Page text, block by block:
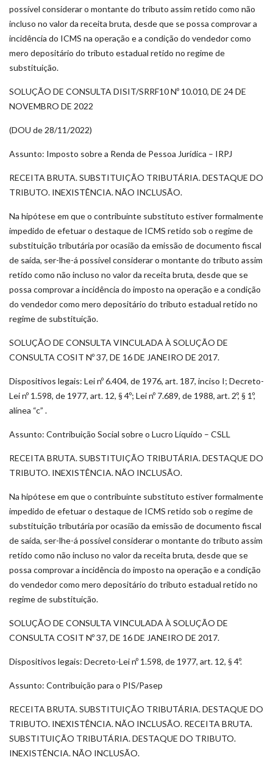
possível considerar o montante do tributo assim retido como não
incluso no valor da receita bruta, desde que se possa comprovar a
incidência do ICMS na operação e a condição do vendedor como
mero depositário do tributo estadual retido no regime de
substituição.
SOLUÇÃO DE CONSULTA DISIT/SRRF10 Nº 10.010, DE 24 DE
NOVEMBRO DE 2022
(DOU de 28/11/2022)
Assunto: Imposto sobre a Renda de Pessoa Jurídica – IRPJ
RECEITA BRUTA. SUBSTITUIÇÃO TRIBUTÁRIA. DESTAQUE DO
TRIBUTO. INEXISTÊNCIA. NÃO INCLUSÃO.
Na hipótese em que o contribuinte substituto estiver formalmente
impedido de efetuar o destaque de ICMS retido sob o regime de
substituição tributária por ocasião da emissão de documento fiscal
de saída, ser-lhe-á possível considerar o montante do tributo assim
retido como não incluso no valor da receita bruta, desde que se
possa comprovar a incidência do imposto na operação e a condição
do vendedor como mero depositário do tributo estadual retido no
regime de substituição.
SOLUÇÃO DE CONSULTA VINCULADA À SOLUÇÃO DE
CONSULTA COSIT Nº 37, DE 16 DE JANEIRO DE 2017.
Dispositivos legais: Lei nº 6.404, de 1976, art. 187, inciso I; Decreto-
Lei nº 1.598, de 1977, art. 12, § 4º; Lei nº 7.689, de 1988, art. 2º, § 1º,
alínea “c” .
Assunto: Contribuição Social sobre o Lucro Líquido – CSLL
RECEITA BRUTA. SUBSTITUIÇÃO TRIBUTÁRIA. DESTAQUE DO
TRIBUTO. INEXISTÊNCIA. NÃO INCLUSÃO.
Na hipótese em que o contribuinte substituto estiver formalmente
impedido de efetuar o destaque de ICMS retido sob o regime de
substituição tributária por ocasião da emissão de documento fiscal
de saída, ser-lhe-á possível considerar o montante do tributo assim
retido como não incluso no valor da receita bruta, desde que se
possa comprovar a incidência do imposto na operação e a condição
do vendedor como mero depositário do tributo estadual retido no
regime de substituição.
SOLUÇÃO DE CONSULTA VINCULADA À SOLUÇÃO DE
CONSULTA COSIT Nº 37, DE 16 DE JANEIRO DE 2017.
Dispositivos legais: Decreto-Lei nº 1.598, de 1977, art. 12, § 4º.
Assunto: Contribuição para o PIS/Pasep
RECEITA BRUTA. SUBSTITUIÇÃO TRIBUTÁRIA. DESTAQUE DO
TRIBUTO. INEXISTÊNCIA. NÃO INCLUSÃO. RECEITA BRUTA.
SUBSTITUIÇÃO TRIBUTÁRIA. DESTAQUE DO TRIBUTO.
INEXISTÊNCIA. NÃO INCLUSÃO.